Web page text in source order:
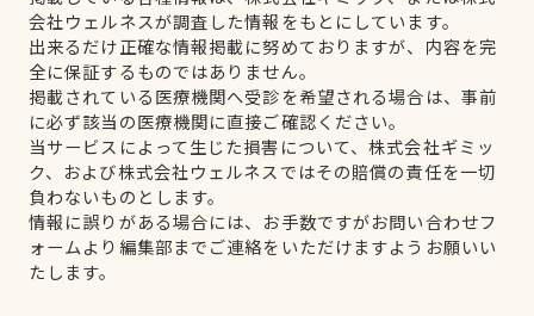
会社ウェルネスが調査した情報をもとにしています。
出来るだけ正確な情報掲載に努めておりますが、内容を完
全に保証するものではありません。
掲載されている医療機関へ受診を希望される場合は、事前
に必ず該当の医療機関に直接ご確認ください。
当サービスによって生じた損害について、株式会社ギミッ
ク、および株式会社ウェルネスではその賠償の責任を一切
負わないものとします。
情報に誤りがある場合には、お手数ですがお問い合わせフ
ォームより編集部までご連絡をいただけますようお願いい
たします。